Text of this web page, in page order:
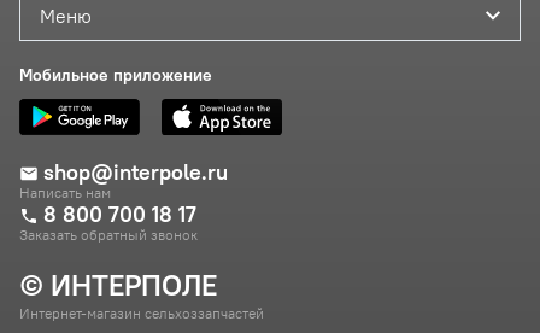
© ИНТЕРПОЛЕ
Интернет-магазин сельхоззапчастей
Меню
Мобильное приложение
shop@interpole.ru
Написать нам
8 800 700 18 17
Заказать обратный звонок